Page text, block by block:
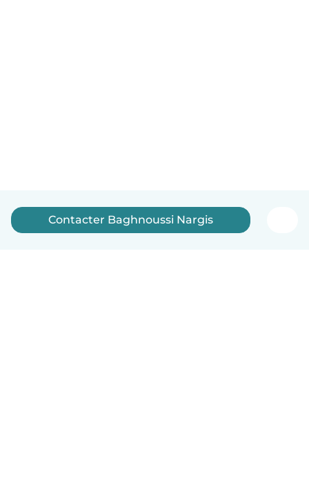
Contacter Baghnoussi Nargis